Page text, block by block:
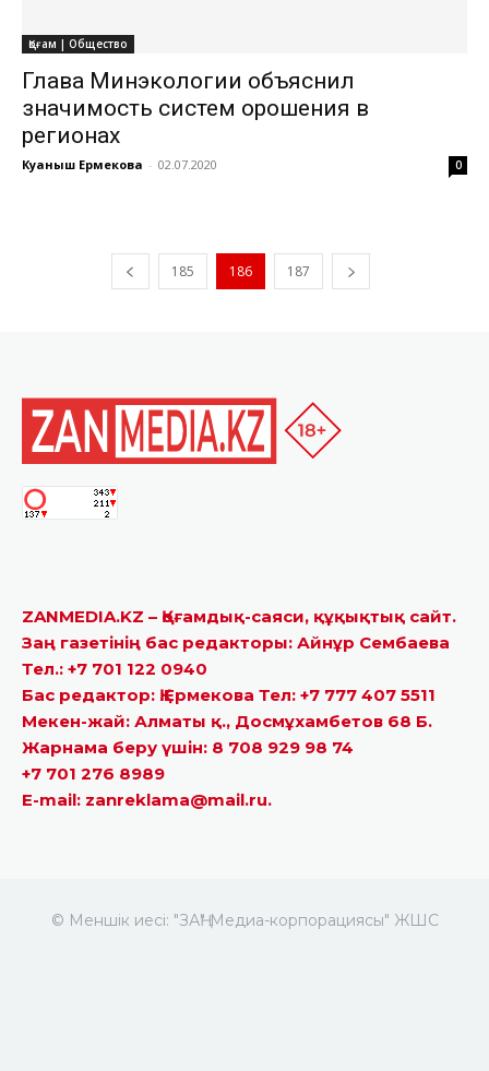
Қоғам | Общество
Глава Минэкологии объяснил
значимость систем орошения в
регионах
Куаныш Ермекова - 02.07.2020 0
185 186 187
ZANMEDIA.KZ – Қоғамдық-саяси, құқықтық сайт.
Заң газетінің бас редакторы: Айнұр Сембаева
Тел.: +7 701 122 0940
Бас редактор: Қ.Ермекова Тел: +7 777 407 5511
Мекен-жай: Алматы қ., Досмұхамбетов 68 Б.
Жарнама беру үшін: 8 708 929 98 74
+7 701 276 8989
E-mail: zanreklama@mail.ru.
© Меншік иесі: "ЗАҢ" Медиа-корпорациясы" ЖШС